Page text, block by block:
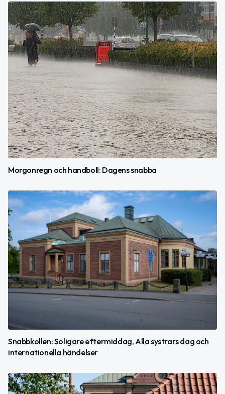
Morgonregn och handboll: Dagens snabba
Snabbkollen: Soligare eftermiddag, Alla systrars dag och
internationella händelser